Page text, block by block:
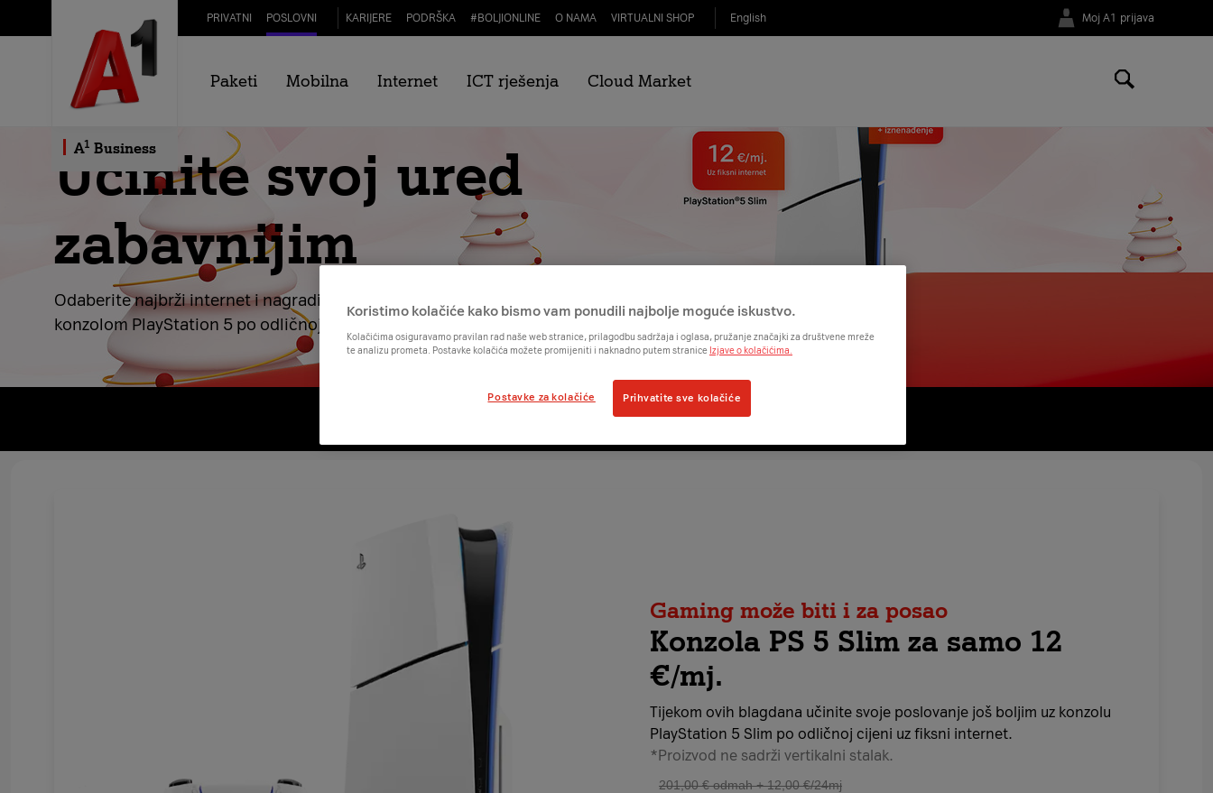
Skip to Main Content PRIVATNI POSLOVNI KARIJERE PODRŠKA # BOLJIONLINE O NAMA VIRTUALNI SHOP English Moj A1 prijava
A1 Business
Paketi Mobilna Internet ICT rješenja Cloud Market
Učinite svoj ured
zabavnijim
Odaberite najbrži internet i nagradite se
konzolom PlayStation 5 po odličnoj cijeni
Gaming može biti i za posao
Konzola PS 5 Slim za samo 12
€/mj.
Tijekom ovih blagdana učinite svoje poslovanje još boljim uz konzolu
PlayStation 5 Slim po odličnoj cijeni uz fiksni internet.
*Proizvod ne sadrži vertikalni stalak.
201,00 € odmah + 12,00 €/24mj
Koristimo kolačiće kako bismo vam ponudili najbolje moguće iskustvo.
Kolačićima osiguravamo pravilan rad naše web stranice, prilagodbu sadržaja i oglasa, pružanje značajki za društvene mreže
te analizu prometa. Postavke kolačića možete promijeniti i naknadno putem stranice Izjave o kolačićima.
Postavke za kolačiće Prihvatite sve kolačiće